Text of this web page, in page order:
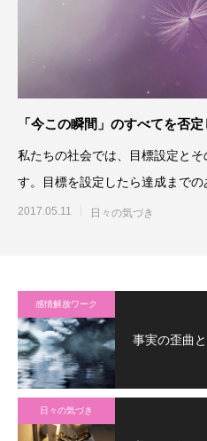
「今この瞬間」のすべてを否
私たちの社会では、目標設定と
す。目標を設定したら達成までの
費やされる二次的なものとさ
2017.05.11 日々の気づき
感情解放ワーク
事実の歪曲
日々の気づき